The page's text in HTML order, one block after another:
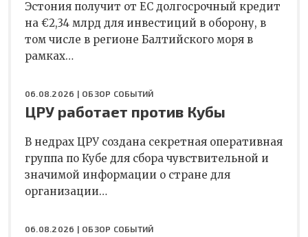
Эстония получит от ЕС долгосрочный кредит
на €2,34 млрд для инвестиций в оборону, в
том числе в регионе Балтийского моря в
рамках…
06.08.2026 | ОБЗОР СОБЫТИЙ
ЦРУ работает против Кубы
В недрах ЦРУ создана секретная оперативная
группа по Кубе для сбора чувствительной и
значимой информации о стране для
организации…
06.08.2026 | ОБЗОР СОБЫТИЙ